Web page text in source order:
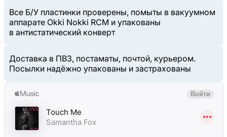
Все Б/У пластинки проверены, помыты в вакуумном
аппарате Okki Nokki RCM и упакованы
в антистатический конверт
Доставка в ПВЗ, постаматы, почтой, курьером.
Посылки надёжно упакованы и застрахованы